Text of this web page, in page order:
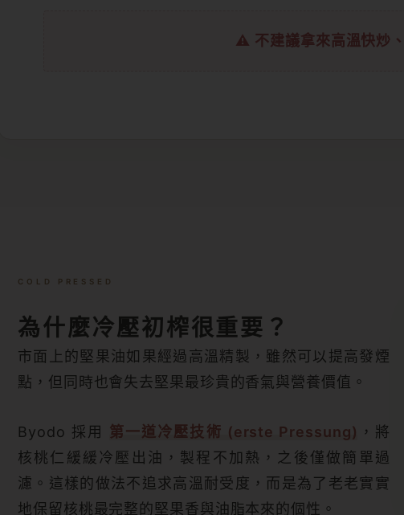
⚠ 不建議拿來高溫快炒
COLD PRESSED
為什麼冷壓初榨很重要？
市面上的堅果油如果經過高溫精製，雖然可以提高發煙
點，但同時也會失去堅果最珍貴的香氣與營養價值。
Byodo 採用 第一道冷壓技術 (erste Pressung) ，將
核桃仁緩緩冷壓出油，製程不加熱，之後僅做簡單過
濾。這樣的做法不追求高溫耐受度，而是為了老老實實
地保留核桃最完整的堅果香與油脂本來的個性。